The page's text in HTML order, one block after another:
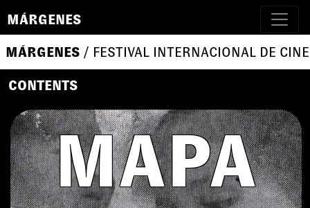
MÁRGENES
MÁRGENES / FESTIVAL INTERNACIONAL DE
CONTENTS
MAPA